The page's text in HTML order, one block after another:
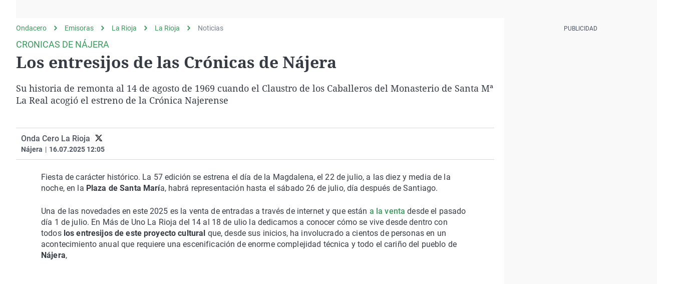
Como el perro y el
gato
Operación Viuda
Negra
Navarra
Ondacero Emisoras La Rioja La Rioja Noticias
CRONICAS DE NÁJERA
Los entresijos de las Crónicas de Nájera
Su historia de remonta al 14 de agosto de 1969 cuando el Claustro de los Caballeros del Monasterio de Santa Mª
La Real acogió el estreno de la Crónica Najerense
Onda Cero La Rioja
Nájera | 16.07.2025 12:05
Fiesta de carácter histórico. La 57 edición se estrena el día de la Magdalena, el 22 de julio, a las diez y media de la
noche, en la Plaza de Santa María, habrá representación hasta el sábado 26 de julio, día después de Santiago.
Una de las novedades en este 2025 es la venta de entradas a través de internet y que están a la venta desde el pasado
día 1 de julio. En Más de Uno La Rioja del 14 al 18 de ulio la dedicamos a conocer cómo se vive desde dentro con
todos los entresijos de este proyecto cultural que, desde sus inicios, ha involucrado a cientos de personas en un
acontecimiento anual que requiere una escenificación de enorme complejidad técnica y todo el cariño del pueblo de
Nájera,